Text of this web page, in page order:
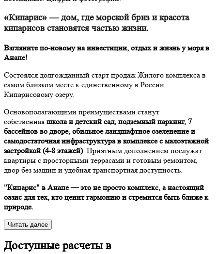
«Кипарис»— дом, где морской бриз и красота
кипарисов становятся частью жизни.
Взгляните по-новому на инвестиции, отдых и жизнь у моря в
Анапе!
Состоялся долгожданный старт продаж Жилого комплекса в
самом близком месте к единственному в России
Кипарисовому озеру.
Основополагающими преимуществами станут
собственная школа и детский сад, подземный паркинг, 7
бассейнов во дворе, обильное ландшафтное озеленение и
самодостаточная инфраструктура в комплексе с малоэтажной
застройкой (4-8 этажей). Приятным дополнением послужат
квартиры с просторными террасами и готовым ремонтом,
двор без машин и удобная транспортная доступность.
"Кипарис" в Анапе — это не просто комплекс, а настоящий
оазис для тех, кто ценит гармонию и стремится быть ближе к
природе.
Читать далее
Доступные расчеты в